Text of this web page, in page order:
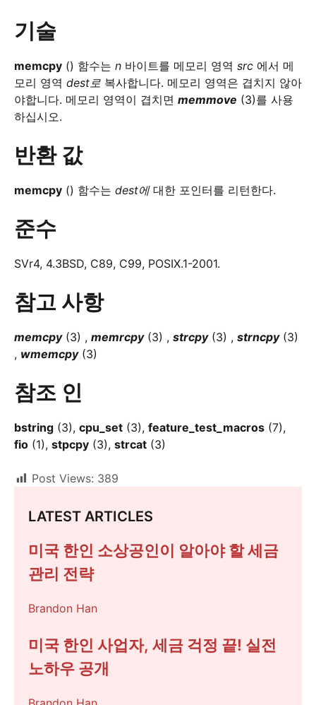
기술
memcpy () 함수는 n 바이트를 메모리 영역 src 에서 메
모리 영역 dest로 복사합니다. 메모리 영역은 겹치지 않아
야합니다. 메모리 영역이 겹치면 memmove (3)를 사용
하십시오.
반환 값
memcpy () 함수는 dest에대한 포인터를 리턴한다.
준수
SVr4, 4.3BSD, C89, C99, POSIX.1-2001.
참고 사항
memcpy(3) , memrcpy(3) , strcpy(3) , strncpy(3)
, wmemcpy(3)
참조 인
bstring (3), cpu_set (3), feature_test_macros (7),
fio (1), stpcpy (3), strcat (3)
Post Views: 389
LATEST ARTICLES
미국 한인 소상공인이 알아야 할 세금
관리 전략
Brandon Han
미국 한인 사업자, 세금 걱정 끝! 실전
노하우 공개